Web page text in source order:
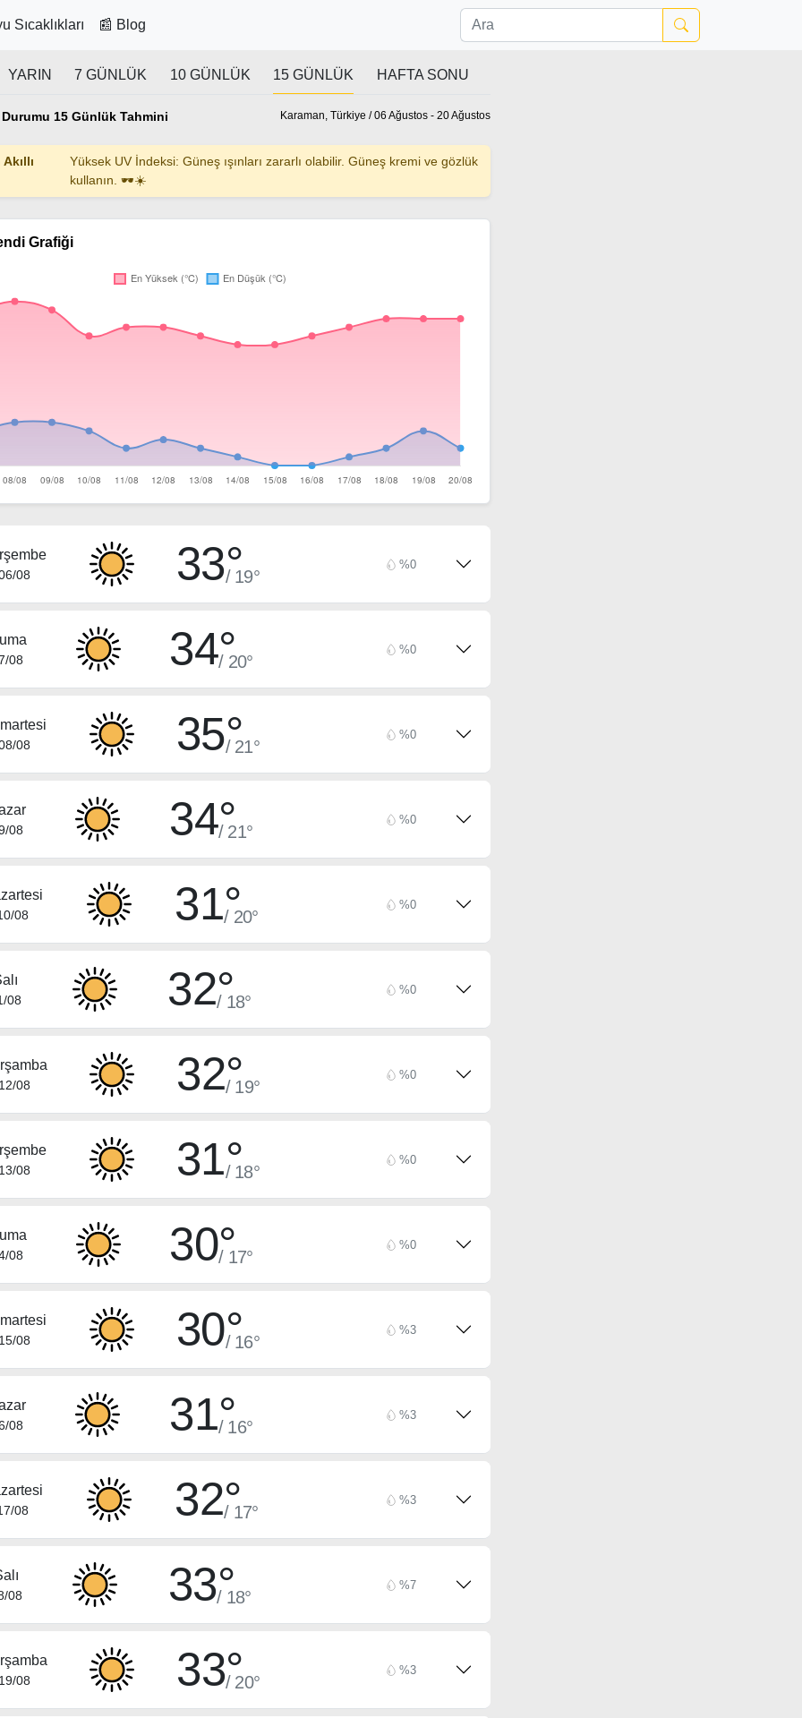
📰 Blog
YARIN 7 GÜNLÜK 10 GÜNLÜK 15 GÜNLÜK HAFTA SONU
15 Günlük Tahmini Karaman, Türkiye / 06 Ağustos - 20 Ağustos
Yüksek UV İndeksi: Güneş ışınları zararlı olabilir. Güneş kremi ve gözlük
kullanın. 🕶️☀️
Grafiği
08 33°/ 19°
%0
08 34°/ 20°
%0
08 35°/ 21°
%0
08 34°/ 21°
%0
08 31°/ 20°
%0
08 32°/ 18°
%0
12/08 32°/ 19°
%0
13/08 31°/ 18°
%0
08 30°/ 17°
%0
15/08 30°/ 16°
%3
08 31°/ 16°
%3
08 32°/ 17°
%3
08 33°/ 18°
%7
19/08 33°/ 20°
%3